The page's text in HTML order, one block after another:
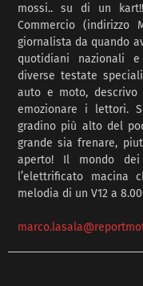
mossi.. su di un
Commercio
giornalista da quando
quotidiani nazionali
diverse testate
auto e moto,
emozionare i lettori.
gradino più alto del
grande sia frenare,
aperto! Il mondo
l’elettrificato macina
melodia di un V12 a